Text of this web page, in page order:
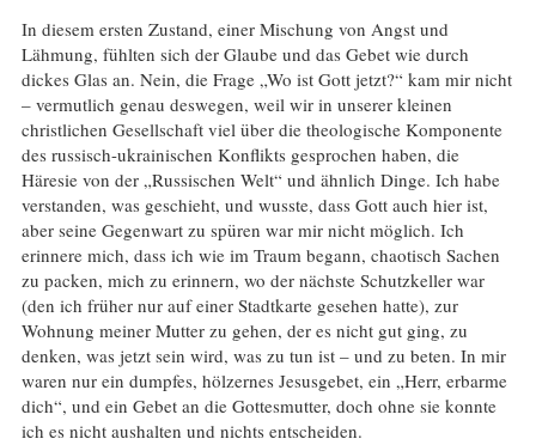
In diesem ersten Zustand, einer Mischung von Angst und
Lähmung, fühlten sich der Glaube und das Gebet wie durch
dickes Glas an. Nein, die Frage „Wo ist Gott jetzt?“ kam mir nicht
– vermutlich genau deswegen, weil wir in unserer kleinen
christlichen Gesellschaft viel über die theologische Komponente
des russisch-ukrainischen Konflikts gesprochen haben, die
Häresie von der „Russischen Welt“ und ähnlich Dinge. Ich habe
verstanden, was geschieht, und wusste, dass Gott auch hier ist,
aber seine Gegenwart zu spüren war mir nicht möglich. Ich
erinnere mich, dass ich wie im Traum begann, chaotisch Sachen
zu packen, mich zu erinnern, wo der nächste Schutzkeller war
(den ich früher nur auf einer Stadtkarte gesehen hatte), zur
Wohnung meiner Mutter zu gehen, der es nicht gut ging, zu
denken, was jetzt sein wird, was zu tun ist – und zu beten. In mir
waren nur ein dumpfes, hölzernes Jesusgebet, ein „Herr, erbarme
dich“, und ein Gebet an die Gottesmutter, doch ohne sie konnte
ich es nicht aushalten und nichts entscheiden.